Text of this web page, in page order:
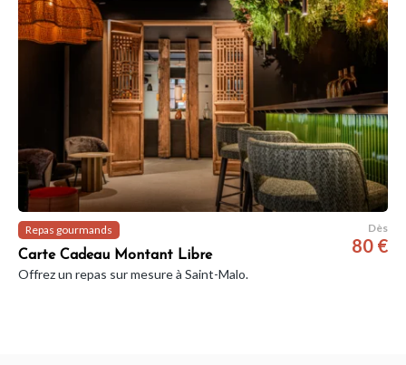
Repas gourmands
Carte Cadeau Montant Libre
Dès
80 €
Offrez un repas sur mesure à Saint-Malo.